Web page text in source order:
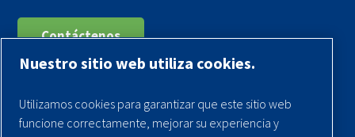
Contáctenos
Aviso legal
Nuestro sitio web utiliza cookies.
Utilizamos cookies para garantizar que este sitio web
funcione correctamente, mejorar su experiencia y